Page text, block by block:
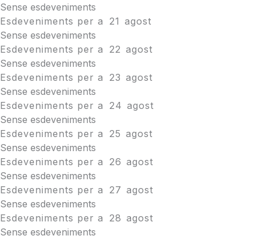
Sense esdeveniments
Esdeveniments per a
21 agost
Sense esdeveniments
Esdeveniments per a
22 agost
Sense esdeveniments
Esdeveniments per a
23 agost
Sense esdeveniments
Esdeveniments per a
24 agost
Sense esdeveniments
Esdeveniments per a
25 agost
Sense esdeveniments
Esdeveniments per a
26 agost
Sense esdeveniments
Esdeveniments per a
27 agost
Sense esdeveniments
Esdeveniments per a
28 agost
Sense esdeveniments